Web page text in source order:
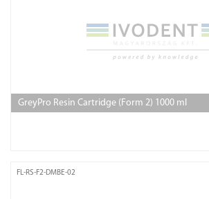
GreyPro Resin Cartridge (Form 2) 1000 ml
FL-RS-F2-DMBE-02